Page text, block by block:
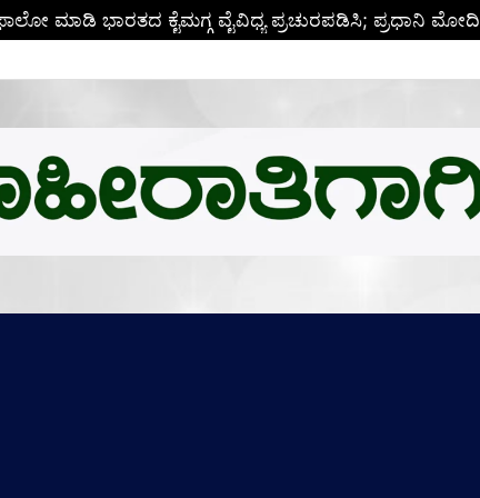
ಚಿನ್ನದ ಪದಕದ ಗರಿ: ಉನ್ನತ ಸಂಶೋಧನೆಗೆ ಅಮೆರಿಕಕ್ಕೆ ಪಯಣ